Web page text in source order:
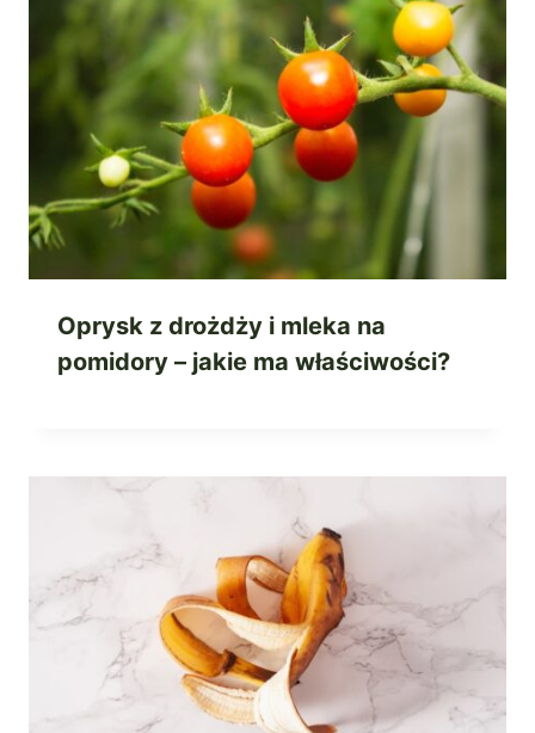
Oprysk z drożdży i mleka na
pomidory – jakie ma właściwości?